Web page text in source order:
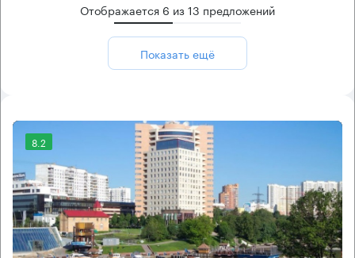
Отображается 6 из13 предложений
Показать ещё
8.2